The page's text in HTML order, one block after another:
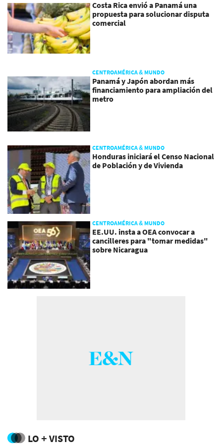
Costa Rica envió a Panamá una
propuesta para solucionar disputa
comercial
CENTROAMÉRICA & MUNDO
Panamá y Japón abordan más
financiamiento para ampliación del
metro
CENTROAMÉRICA & MUNDO
Honduras iniciará el Censo Nacional
de Población y de Vivienda
CENTROAMÉRICA & MUNDO
EE.UU. insta a OEA convocar a
cancilleres para "tomar medidas"
sobre Nicaragua
LO + VISTO